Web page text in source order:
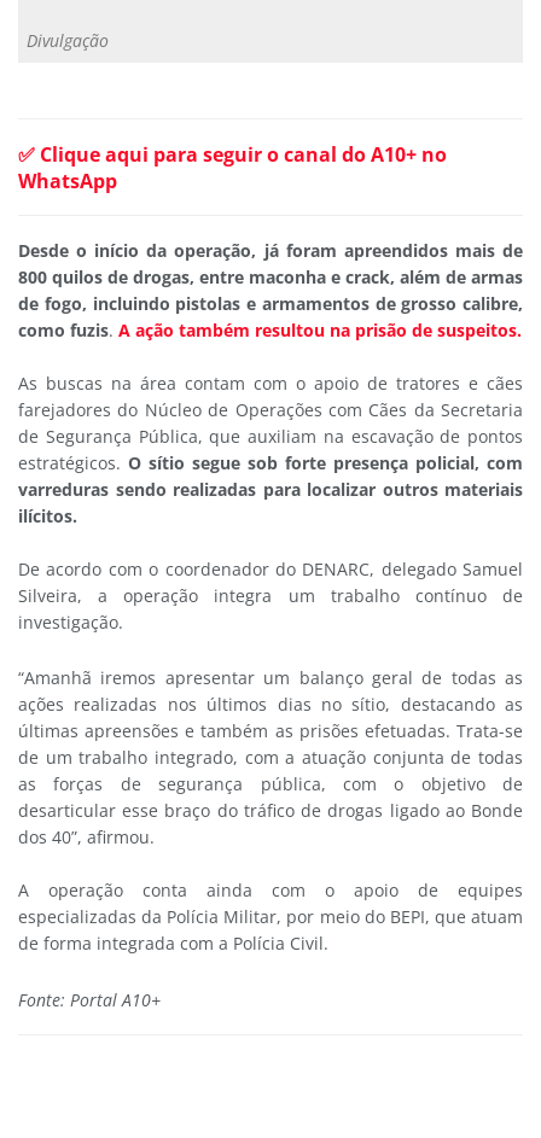
Divulgação
✅ Clique aqui para seguir o canal do A10+ no
WhatsApp
Desde o início da operação, já foram apreendidos mais de
800 quilos de drogas, entre maconha e crack, além de armas
de fogo, incluindo pistolas e armamentos de grosso calibre,
como fuzis. A ação também resultou na prisão de suspeitos.
As buscas na área contam com o apoio de tratores e cães
farejadores do Núcleo de Operações com Cães da Secretaria
de Segurança Pública, que auxiliam na escavação de pontos
estratégicos. O sítio segue sob forte presença policial, com
varreduras sendo realizadas para localizar outros materiais
ilícitos.
De acordo com o coordenador do DENARC, delegado Samuel
Silveira, a operação integra um trabalho contínuo de
investigação.
“Amanhã iremos apresentar um balanço geral de todas as
ações realizadas nos últimos dias no sítio, destacando as
últimas apreensões e também as prisões efetuadas. Trata-se
de um trabalho integrado, com a atuação conjunta de todas
as forças de segurança pública, com o objetivo de
desarticular esse braço do tráfico de drogas ligado ao Bonde
dos 40”, afirmou.
A operação conta ainda com o apoio de equipes
especializadas da Polícia Militar, por meio do BEPI, que atuam
de forma integrada com a Polícia Civil.
Fonte: Portal A10+